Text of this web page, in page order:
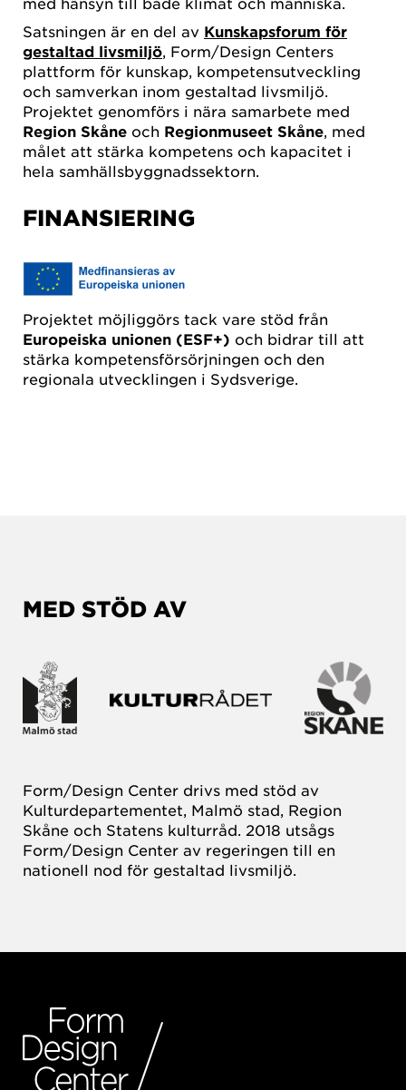
Satsningen är en del av Kunskapsforum för
gestaltad livsmiljö, Form/Design Centers
plattform för kunskap, kompetensutveckling
och samverkan inom gestaltad livsmiljö.
Projektet genomförs i nära samarbete med
Region Skåne och Regionmuseet Skåne, med
målet att stärka kompetens och kapacitet i
hela samhällsbyggnadssektorn.
FINANSIERING
Projektet möjliggörs tack vare stöd från
Europeiska unionen (ESF+) och bidrar till att
stärka kompetensförsörjningen och den
regionala utvecklingen i Sydsverige.
MED STÖD AV
Form/Design Center drivs med stöd av
Kulturdepartementet, Malmö stad, Region
Skåne och Statens kulturråd. 2018 utsågs
Form/Design Center av regeringen till en
nationell nod för gestaltad livsmiljö.